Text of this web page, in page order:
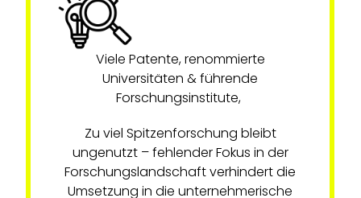
Viele Patente, renommierte
Universitäten & führende
Forschungsinstitute,
Zu viel Spitzenforschung bleibt
ungenutzt – fehlender Fokus in der
Forschungslandschaft verhindert die
Umsetzung in die unternehmerische